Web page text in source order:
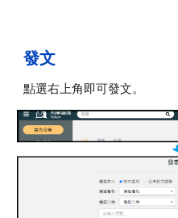
發文
點選右上角即可發文。